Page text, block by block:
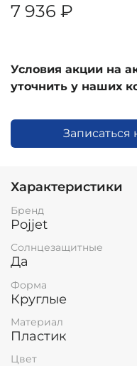
7 936 ₽
Условия акции на
уточнить у наших
Записаться
Характеристики
Бренд
Pojjet
Солнцезащитные
Да
Форма
Круглые
Материал
Пластик
Цвет